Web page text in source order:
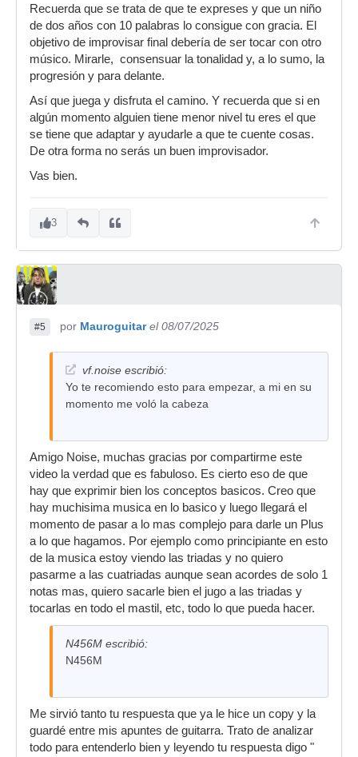
Recuerda que se trata de que te expreses y que un niño
de dos años con 10 palabras lo consigue con gracia. El
objetivo de improvisar final debería de ser tocar con otro
músico. Mirarle, consensuar la tonalidad y, a lo sumo, la
progresión y para delante.
Así que juega y disfruta el camino. Y recuerda que si en
algún momento alguien tiene menor nivel tu eres el que
se tiene que adaptar y ayudarle a que te cuente cosas.
De otra forma no serás un buen improvisador.
Vas bien.
3
#5 por Mauroguitar el 08/07/2025
vf.noise escribió:
Yo te recomiendo esto para empezar, a mi en su
momento me voló la cabeza
Amigo Noise, muchas gracias por compartirme este
video la verdad que es fabuloso. Es cierto eso de que
hay que exprimir bien los conceptos basicos. Creo que
hay muchisima musica en lo basico y luego llegará el
momento de pasar a lo mas complejo para darle un Plus
a lo que hagamos. Por ejemplo como principiante en esto
de la musica estoy viendo las triadas y no quiero
pasarme a las cuatriadas aunque sean acordes de solo 1
notas mas, quiero sacarle bien el jugo a las triadas y
tocarlas en todo el mastil, etc, todo lo que pueda hacer.
N456M escribió:
N456M
Me sirvió tanto tu respuesta que ya le hice un copy y la
guardé entre mis apuntes de guitarra. Trato de analizar
todo para entenderlo bien y leyendo tu respuesta digo "